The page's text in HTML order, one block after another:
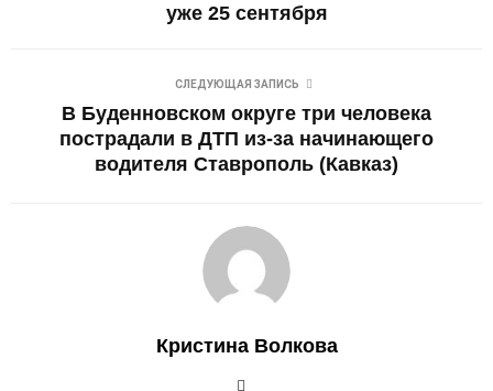
уже 25 сентября
СЛЕДУЮЩАЯ ЗАПИСЬ
В Буденновском округе три человека
пострадали в ДТП из-за начинающего
водителя Ставрополь (Кавказ)
Кристина Волкова